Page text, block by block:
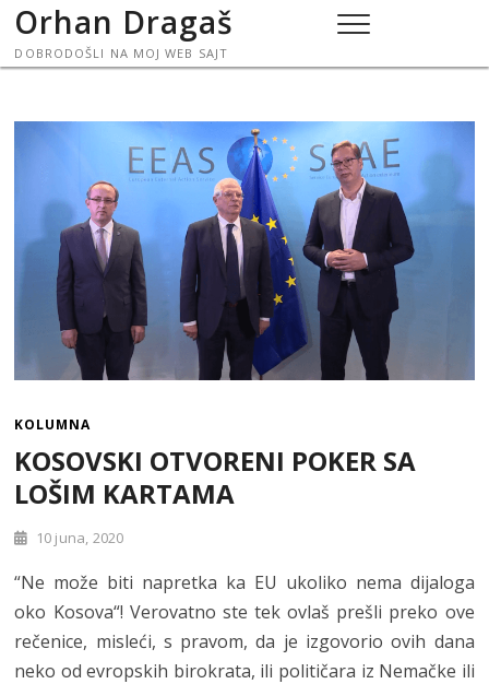
Skip
content
Orhan Dragaš
DOBRODOŠLI NA MOJ WEB SAJT
KOLUMNA
KOSOVSKI OTVORENI POKER SA
LOŠIM KARTAMA
10 juna, 2020
“Ne može biti napretka ka EU ukoliko nema dijaloga
oko Kosova“! Verovatno ste tek ovlaš prešli preko ove
rečenice, misleći, s pravom, da je izgovorio ovih dana
neko od evropskih birokrata, ili političara iz Nemačke ili